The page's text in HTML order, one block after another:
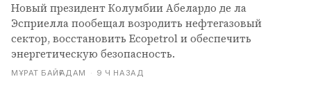
Новый президент Колумбии Абелардо де ла
Эсприелла пообещал возродить нефтегазовый
сектор, восстановить Ecopetrol и обеспечить
энергетическую безопасность.
МҰРАТ БАЙҒАДАМ · 9 Ч НАЗАД